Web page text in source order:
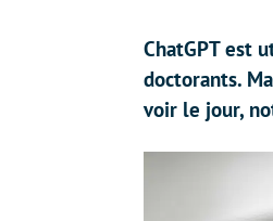
ChatGPT est
doctorants.
voir le jour,